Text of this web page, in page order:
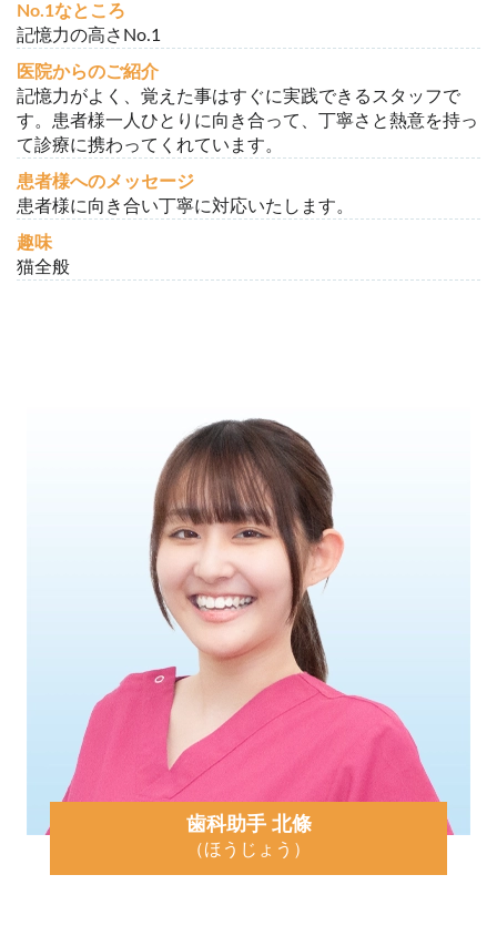
No.1なところ
記憶力の高さNo.1
医院からのご紹介
記憶力がよく、覚えた事はすぐに実践できるスタッフで
す。患者様一人ひとりに向き合って、丁寧さと熱意を持っ
て診療に携わってくれています。
患者様へのメッセージ
患者様に向き合い丁寧に対応いたします。
趣味
猫全般
歯科助手 北條
（ほうじょう）